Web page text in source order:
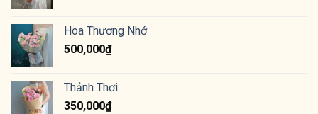
Hoa Thương Nhớ
500,000₫
Thảnh Thơi
350,000₫